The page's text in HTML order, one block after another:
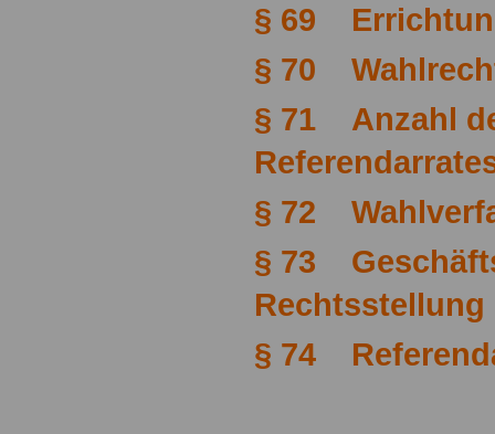
§ 69
§ 70
§ 71 Anzahl
§ 72
§ 73
Rechtsstellung
§ 74